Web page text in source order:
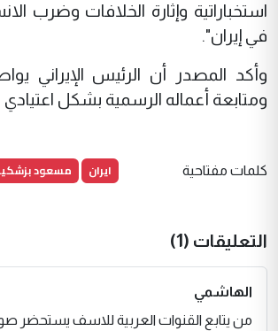
استخباراتية وإثارة الخلافات وضرب
في إيران".
وأكد المصدر أن الرئيس الإيراني
ومتابعة أعماله الرسمية بشكل اعتيادي
كلمات مفتاحية ايران مسعود
التعليقات (1)
الهاشمي
من يتابع القنوات العربية للاسف يستحضر